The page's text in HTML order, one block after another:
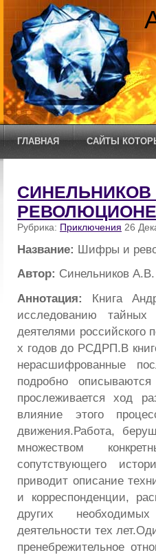
ГЛАВНАЯ САЙТЫ
Рубрика: Приключения 26
Название: Шифры и
Автор: Синельников А.В.
Аннотация: Книга
исследованию
деятелями российского
х годов до РСДРП.В
нерасшифрованные
подробно
прослеживается ход
влияние этого
движения.Работа,
множеством
сопутствующего
приводит описание
и корреспонденции,
других
деятельности тех
пренебрежительное